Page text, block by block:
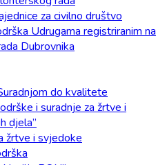
za civilno društvo
Udrugama registriranim na
Dubrovnika
do kvalitete
i suradnje za žrtve i
djela”
žrtve i svjedoke